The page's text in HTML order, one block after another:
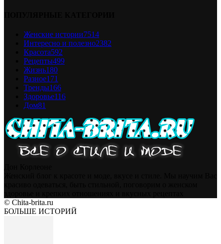
Женские истории7514
Интересно и полезно2382
Красота592
Рецепты499
Жизнь180
Разное171
Тренды166
Здоровье116
Дом81
© Chita-brita.ru
БОЛЬШЕ ИСТОРИЙ